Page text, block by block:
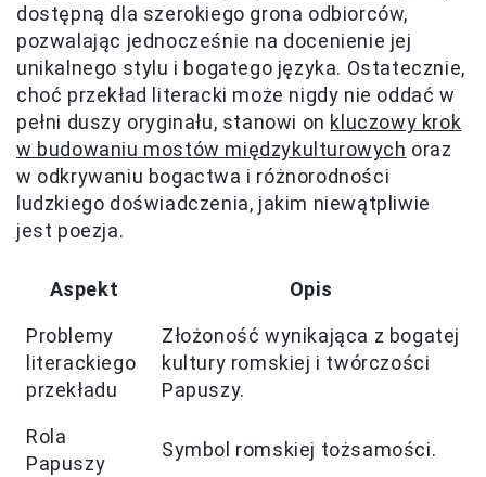
dostępną dla szerokiego grona odbiorców,
pozwalając jednocześnie na docenienie jej
unikalnego stylu i bogatego języka. Ostatecznie,
choć przekład literacki może nigdy nie oddać w
pełni duszy oryginału, stanowi on kluczowy krok
w budowaniu mostów międzykulturowych oraz
w odkrywaniu bogactwa i różnorodności
ludzkiego doświadczenia, jakim niewątpliwie
jest poezja.
Aspekt Opis
Problemy
literackiego
przekładu
Złożoność wynikająca z bogatej
kultury romskiej i twórczości
Papuszy.
Rola
Papuszy
Symbol romskiej tożsamości.